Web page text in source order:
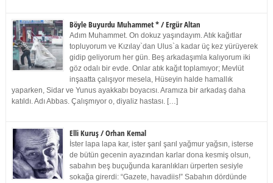
Böyle Buyurdu Muhammet * / Ergür Altan
Adım Muhammet. On dokuz yaşındayım. Atık kağıtlar
topluyorum ve Kızılay`dan Ulus`a kadar üç kez yürüyerek
gidip geliyorum her gün. Beş arkadaşımla kalıyorum iki
göz odalı bir evde. Onlar atık kağıt toplamıyor; Mevlüt
inşaatta çalışıyor mesela, Hüseyin halde hamallık
yaparken, Sidar ve Yunus ayakkabı boyacısı. Aramıza bir arkadaş daha
katıldı. Adı Abbas. Çalışmıyor o, diyaliz hastası. […]
Elli Kuruş / Orhan Kemal
İster lapa lapa kar, ister şarıl şarıl yağmur yağsın, isterse
de bütün gecenin ayazından karlar dona kesmiş olsun,
sabahın beş buçuğunda karanlıkları ürperten sesiyle
sokağa girerdi: “Gazete, havadiis!” Sabahın dördünde